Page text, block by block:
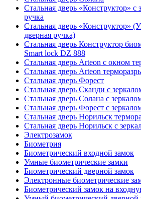
Стальная дверь «Конструктор» с
ручка
Стальная дверь «Конструктор»
дверная ручка)
Стальная дверь Конструктор
Smart lock DZ 888
Стальная дверь Arteon с окном
Стальная дверь Arteon
Стальная дверь Форест
Стальная дверь Сканди с
Стальная дверь Солана с
Стальная дверь Форест с
Стальная дверь Норильск
Стальная дверь Норильск с
Электрозамок
Биометрия
Биометрический входной замок
Умные биометрические замки
Биометрический дверной замок
Электронные биометрические
Биометрический замок на